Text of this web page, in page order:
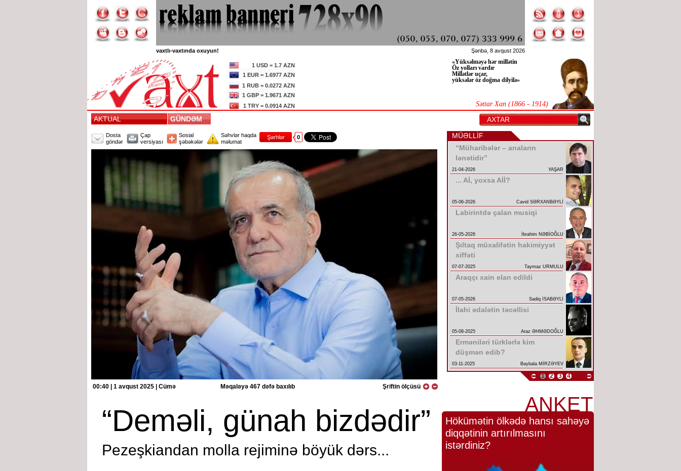
vaxtlı-vaxtında oxuyun! Şənbə, 8 avqust 2026
1 USD = 1.7 AZN
1 EUR = 1.6977 AZN
1 RUB = 0.0272 AZN
1 GBP = 1.9671 AZN
1 TRY = 0.0914 AZN
«Yüksəlməyə hər millətin
Öz yolları vardır
Millətlər uçar,
yüksələr öz doğma dilyilə»
Səttar Xan (1866 - 1914)
AKTUAL GÜNDƏM
Dosta
göndər
Çap
versiyası
Sosial
şəbəkələr
Səhvlər haqda
məlumat
Şərhlər 0
00:40 | 1 avqust 2025 | Cümə Məqaləyə 467 dəfə baxılıb Şriftin ölçüsü
“Deməli, günah bizdədir”
Pezeşkiandan molla rejiminə böyük dərs...
MÜƏLLİF
“Müharibələr – anaların
lənətidir”
21-04-2026 YAŞAR
... Aİ, yoxsa Aİİ?
05-06-2026 Cavid SƏRXANBƏYLİ
Labirintdə çalan musiqi
26-05-2026 İbrahim NƏBİOĞLU
Şıltaq müxalifətin hakimiyyət
xiffəti
07-07-2025 Taymaz URMULU
Araqçı xain elan edildi
07-05-2026 Sadiq İSABƏYLİ
İlahi ədalətin təcəllisi
05-08-2025 Araz ƏHMƏDOĞLU
Erməniləri türklərlə kim
düşmən edib?
03-11-2025 Bəybala MİRZƏYEV
1 2 3 4
ANKET
Hökümətin ölkədə hansı sahəyə
diqqətinin artırılmasını
istərdiniz?